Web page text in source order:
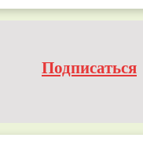
Подписаться